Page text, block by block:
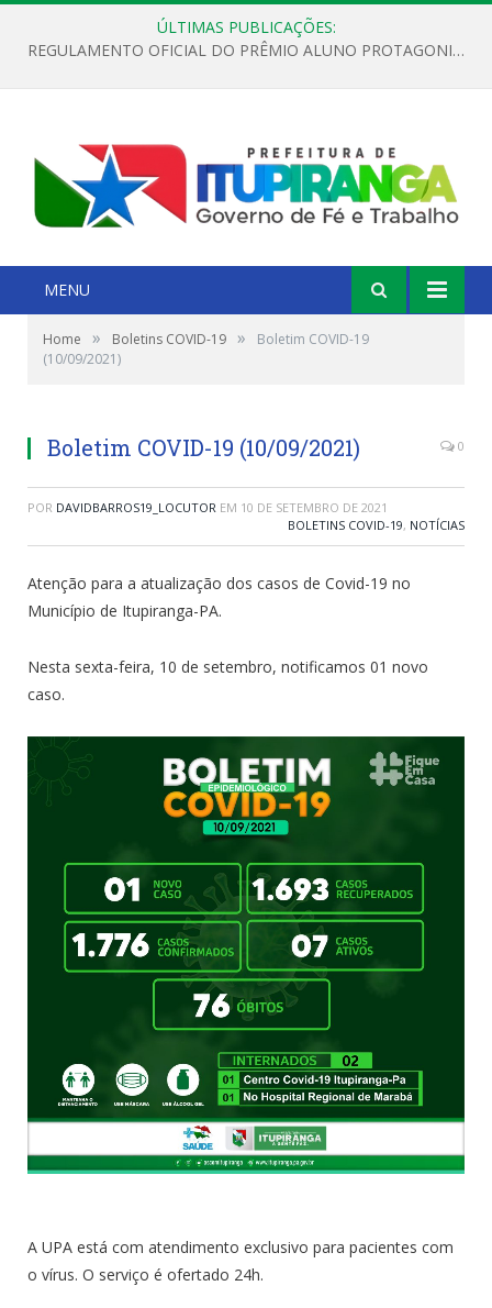
ÚLTIMAS PUBLICAÇÕES:
REGULAMENTO OFICIAL DO PRÊMIO ALUNO PROTAGONISTA – EDIÇÃO 2026
MENU
Home » Boletins COVID-19 »
Boletim COVID-19
(10/09/2021)
Boletim COVID-19 (10/09/2021) 0
POR DAVIDBARROS19_LOCUTOR EM 10 DE SETEMBRO DE 2021
BOLETINS COVID-19, NOTÍCIAS
Atenção para a atualização dos casos de Covid-19 no
Município de Itupiranga-PA.
Nesta sexta-feira, 10 de setembro, notificamos 01 novo
caso.
A UPA está com atendimento exclusivo para pacientes com
o vírus. O serviço é ofertado 24h.